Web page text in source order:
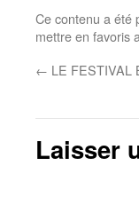
Ce contenu a été
mettre en favoris
← LE FESTIVAL
Laisser